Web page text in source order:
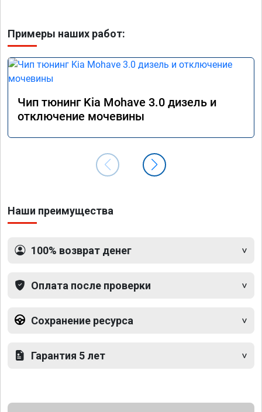
Примеры наших работ:
Чип тюнинг Kia Mohave 3.0 дизель и
отключение мочевины
Наши преимущества
100% возврат денег
Оплата после проверки
Сохранение ресурса
Гарантия 5 лет